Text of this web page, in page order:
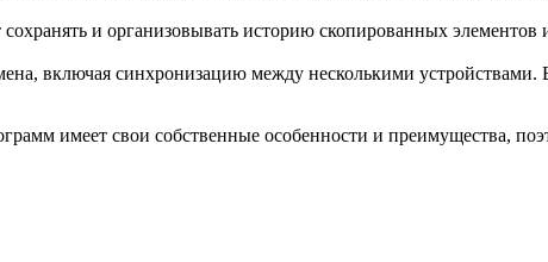
и организовывать историю скопированных элементов
включая синхронизацию между несколькими устройствами.
имеет свои собственные особенности и преимущества,